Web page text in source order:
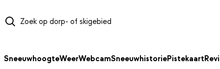
SneeuwhoogteWeerWebcamSneeuwhistoriePistekaart